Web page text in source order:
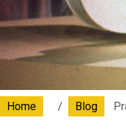
Home Blog